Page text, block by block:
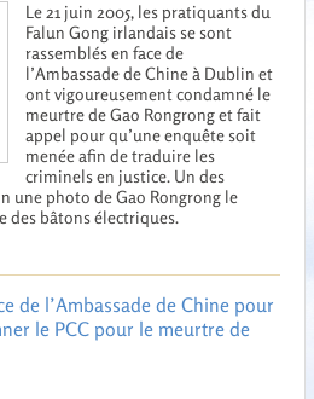
Le 21 juin 2005, les pratiquants du
Falun Gong irlandais se sont
rassemblés en face de
l’Ambassade de Chine à Dublin et
ont vigoureusement condamné le
meurtre de Gao Rongrong et fait
appel pour qu’une enquête soit
menée afin de traduire les
criminels en justice. Un des
une photo de Gao Rongrong le
des bâtons électriques.
de l’Ambassade de Chine pour
le PCC pour le meurtre de